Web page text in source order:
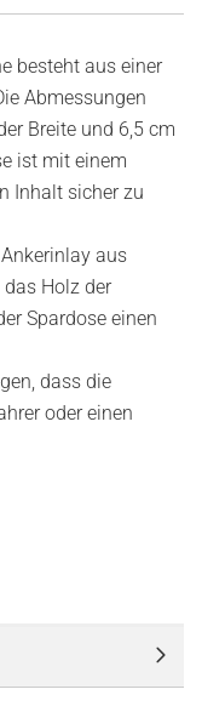
besteht aus einer
Abmessungen
Breite und 6,5 cm
ist mit einem
Inhalt sicher zu
aus
Holz der
Spardose einen
dass die
oder einen